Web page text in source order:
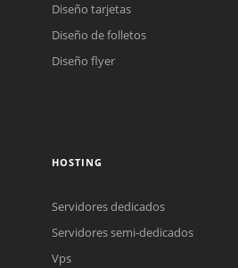
Reunión online
Diseño tarjetas
Diseño de folletos
Diseño flyer
HOSTING
Servidores dedicados
Servidores semi-dedicados
Vps